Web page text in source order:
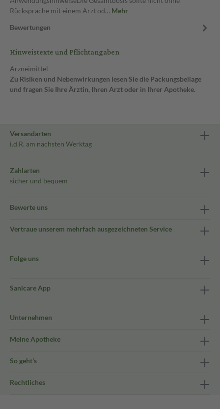
Rücksprache mit einem Arzt od… Mehr
Bewertungen
Hinweistexte und Pflichtangaben
Arzneimittel
Zu Risiken und Nebenwirkungen lesen Sie die Packungsbeilage
und fragen Sie Ihre Ärztin, Ihren Arzt oder in Ihrer Apotheke.
Versandarten
i.d.R. am nächsten Werktag
Zahlarten
sicher und bequem
Bewerte uns
Vertraue unserem mehrfach ausgezeichneten Service
Folge uns
Sanicare App
Unternehmen
Meine Apotheke
So geht's
Rechtliches